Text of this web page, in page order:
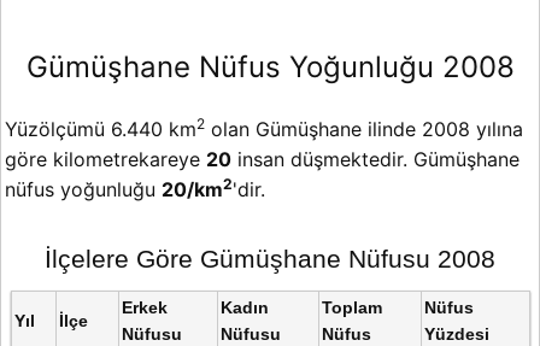
Gümüşhane Nüfus Yoğunluğu 2008
Yüzölçümü 6.440 km2 olan Gümüşhane ilinde 2008 yılına
göre kilometrekareye 20 insan düşmektedir. Gümüşhane
nüfus yoğunluğu 20/km2'dir.
İlçelere Göre Gümüşhane Nüfusu 2008
Yıl İlçe
Erkek
Nüfusu
Kadın
Nüfusu
Toplam
Nüfus
Nüfus
Yüzdesi